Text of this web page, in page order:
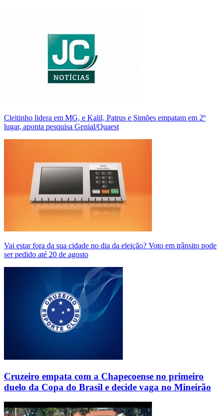
Cleitinho lidera em MG, e Kalil, Patrus e Simões empatam em 2º
lugar, aponta pesquisa Genial/Quaest
Vai estar fora da sua cidade no dia da eleição? Voto em trânsito pode
ser pedido até 20 de agosto
Cruzeiro empata com a Chapecoense no primeiro
duelo da Copa do Brasil e decide vaga no Mineirão